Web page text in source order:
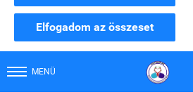
Elfogadom az összeset
MENÜ